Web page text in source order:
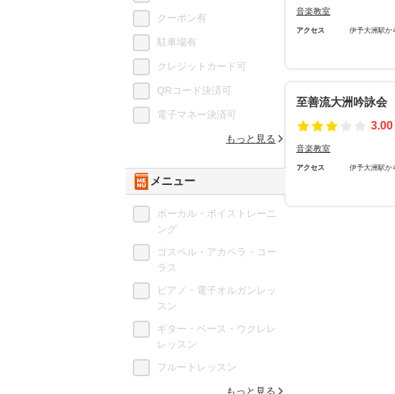
音楽教室
アクセス 伊予大洲駅か
至善流大洲吟詠会
3.00
音楽教室
アクセス 伊予大洲駅か
クーポン有
駐車場有
クレジットカード可
QRコード決済可
電子マネー決済可
もっと見る
メニュー
ボーカル・ボイストレーニ
ング
ゴスペル・アカペラ・コー
ラス
ピアノ・電子オルガンレッ
スン
ギター・ベース・ウクレレ
レッスン
フルートレッスン
もっと見る